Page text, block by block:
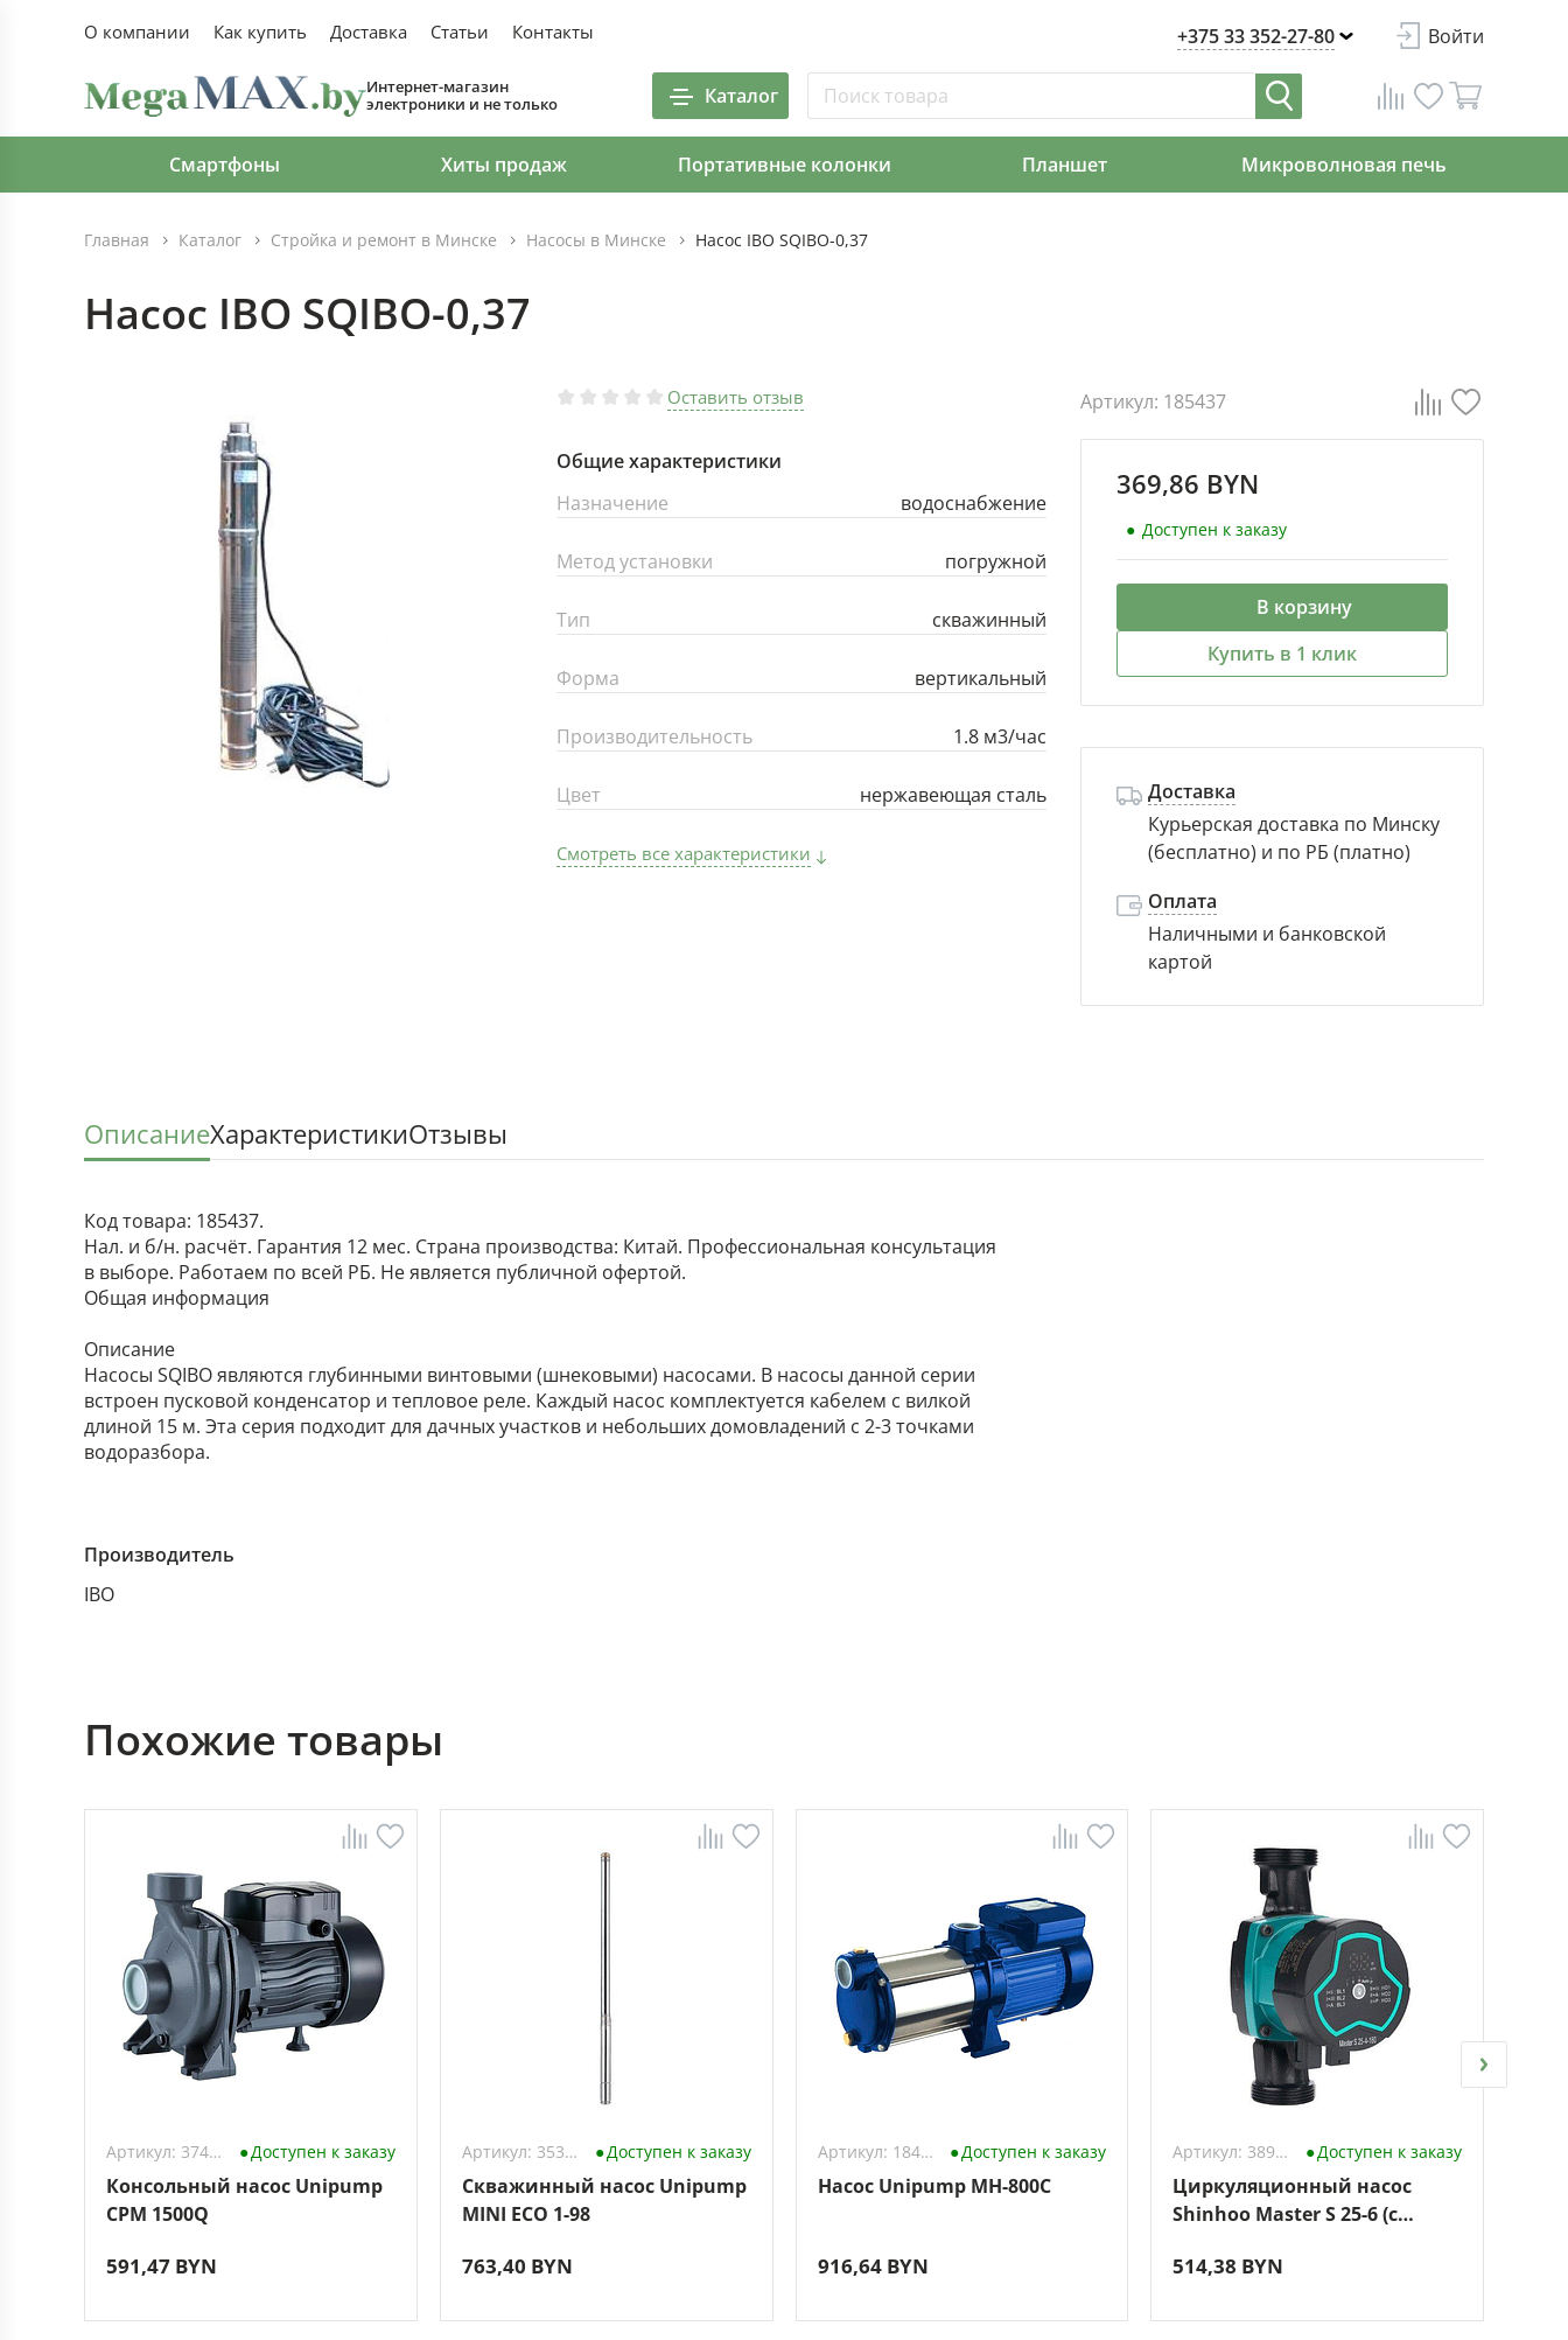
О компании Как купить Доставка Статьи Контакты +375 33 352-27-80 Войти
Интернет-магазин
электроники и не только
Каталог
Смартфоны Хиты продаж Портативные колонки Планшет Микроволновая печь
Главная Каталог Стройка и ремонт в Минске Насосы в Минске Насос IBO SQIBO-0,37
Насос IBO SQIBO-0,37
Оставить отзыв
Общие характеристики
Назначение
водоснабжение
Метод установки погружной
Тип скважинный
Форма вертикальный
Производительность 1.8 м3/час
Цвет нержавеющая сталь
Смотреть все характеристики
Артикул: 185437
369,86 BYN
Доступен к заказу
В корзину
Купить в 1 клик
Доставка
Курьерская доставка по Минску
(бесплатно) и по РБ (платно)
Оплата
Наличными и банковской
картой
ОписаниеХарактеристикиОтзывы
Код товара: 185437.
Нал. и б/н. расчёт. Гарантия 12 мес. Страна производства: Китай. Профессиональная консультация
в выборе. Работаем по всей РБ. Не является публичной офертой.
Общая информация
Описание
Насосы SQIBO являются глубинными винтовыми (шнековыми) насосами. В насосы данной серии
встроен пусковой конденсатор и тепловое реле. Каждый насос комплектуется кабелем с вилкой
длиной 15 м. Эта серия подходит для дачных участков и небольших домовладений с 2-3 точками
водоразбора.
Производитель
IBO
Похожие товары
Артикул: 3743323 Доступен к заказу
Консольный насос Unipump
CPM 1500Q
591,47 BYN
Артикул: 3538678 Доступен к заказу
Скважинный насос Unipump
MINI ECO 1-98
763,40 BYN
Артикул: 184719 Доступен к заказу
Насос Unipump MH-800C
916,64 BYN
Артикул: 3896412 Доступен к заказу
Циркуляционный насос
Shinhoo Master S 25-6 (с
514,38 BYN